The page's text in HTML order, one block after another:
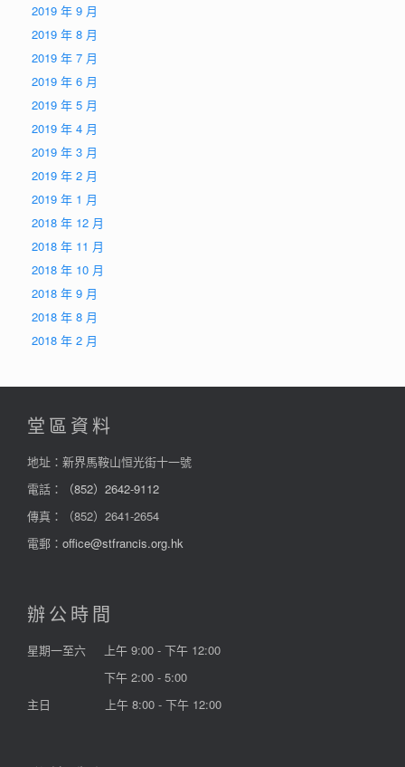
2019 年 9 月
2019 年 8 月
2019 年 7 月
2019 年 6 月
2019 年 5 月
2019 年 4 月
2019 年 3 月
2019 年 2 月
2019 年 1 月
2018 年 12 月
2018 年 11 月
2018 年 10 月
2018 年 9 月
2018 年 8 月
2018 年 2 月
堂區資料
地址：新界馬鞍山恒光街十一號
電話：
（852）2642-9112
傳真：（852）2641-2654
電郵： office@stfrancis.org.hk
辦公時間
星期一至六
上午 9:00 - 下午 12:00
下午 2:00 - 5:00
主日
上午 8:00 - 下午 12:00